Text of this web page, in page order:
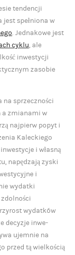
tendencji
jest spełniona w
. Jednakowe jest
cyklu, ale
inwestycji
zasobie
na sprzeczności
a zmianami w
najpierw popyt i
Kaleckiego
i własną
napędzają zyski
i
wydatki
wydatków
decyzje inwe-
ujemnie na
przed tą wielkością